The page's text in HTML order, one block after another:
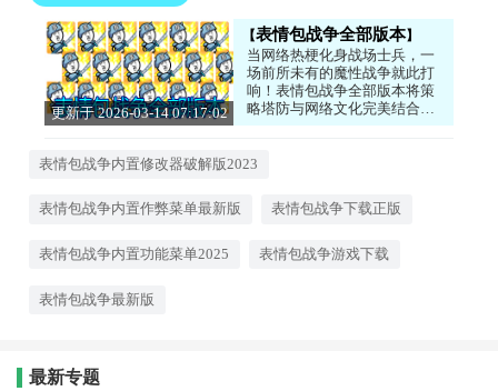
更新于 2026-03-14 07:17:02
表情包战争全部版本
当网络热梗化身战场士兵，一
场前所未有的魔性战争就此打
响！表情包战争全部版本将策
略塔防与网络文化完美结合，
让你在爆笑中体验运筹帷幄的
利用矿工收集资源，生产各种
不仅考验你的排兵布阵能力，
更充满了脑洞大开的创意——
情，战斗过程既紧张又欢乐。
表情包战争内置修改器破解版2023
表情包战争内置作弊菜单最新版 表情包战争下载正版
表情包战争内置功能菜单2025 表情包战争游戏下载
表情包战争最新版
最新专题